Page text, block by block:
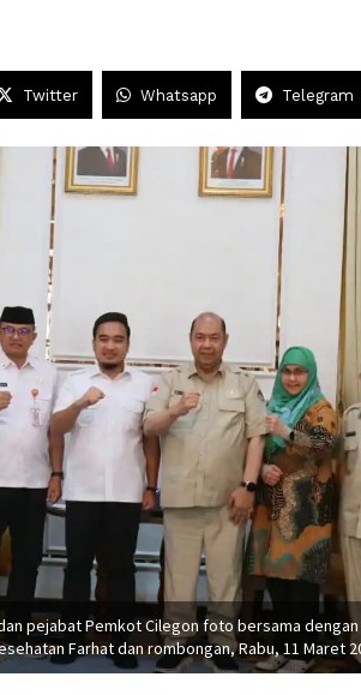
Twitter Whatsapp Telegram
pejabat Pemkot Cilegon foto bersama
Farhat dan rombongan, Rabu, 11 Maret